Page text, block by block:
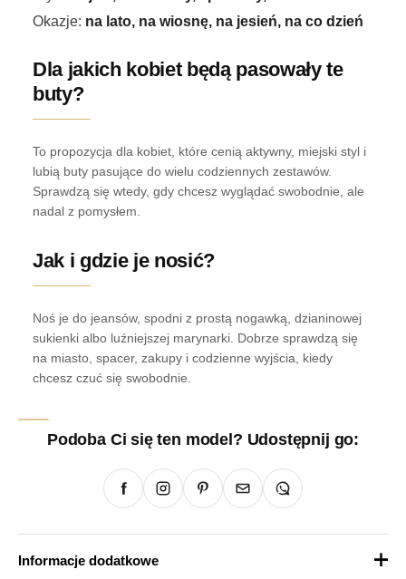
Okazje: na lato, na wiosnę, na jesień, na co dzień
Dla jakich kobiet będą pasowały te
buty?
To propozycja dla kobiet, które cenią aktywny, miejski styl i
lubią buty pasujące do wielu codziennych zestawów.
Sprawdzą się wtedy, gdy chcesz wyglądać swobodnie, ale
nadal z pomysłem.
Jak i gdzie je nosić?
Noś je do jeansów, spodni z prostą nogawką, dzianinowej
sukienki albo luźniejszej marynarki. Dobrze sprawdzą się
na miasto, spacer, zakupy i codzienne wyjścia, kiedy
chcesz czuć się swobodnie.
Podoba Ci się ten model? Udostępnij go:
Informacje dodatkowe